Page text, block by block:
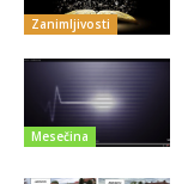
Zanimljivosti
Mesečina